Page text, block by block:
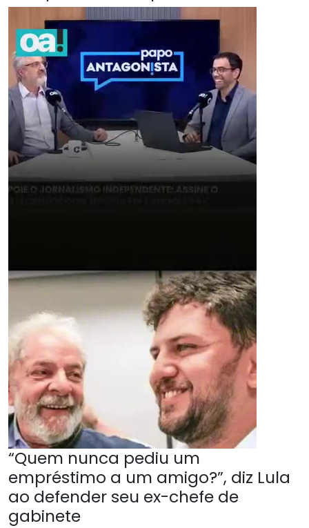
“Quem nunca pediu um
empréstimo a um amigo?”, diz Lula
ao defender seu ex-chefe de
gabinete